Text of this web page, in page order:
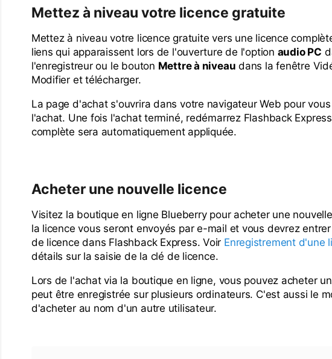
Mettez à niveau votre licence gratuite
Mettez à niveau votre licence gratuite vers une licence
liens qui apparaissent lors de l'ouverture de l'option audio PC
l'enregistreur ou le bouton Mettre à niveau dans la fenêtre
Modifier et télécharger.
La page d'achat s'ouvrira dans votre navigateur Web pour
l'achat. Une fois l'achat terminé, redémarrez Flashback
complète sera automatiquement appliquée.
Acheter une nouvelle licence
Visitez la boutique en ligne Blueberry pour acheter une
la licence vous seront envoyés par e-mail et vous devrez
de licence dans Flashback Express. Voir Enregistrement d'une
détails sur la saisie de la clé de licence.
Lors de l'achat via la boutique en ligne, vous pouvez acheter
peut être enregistrée sur plusieurs ordinateurs. C'est aussi le
d'acheter au nom d'un autre utilisateur.